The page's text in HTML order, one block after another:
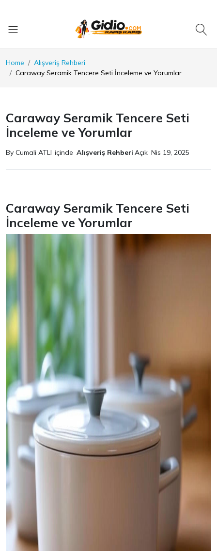
Home
Alışveriş Rehberi
Caraway Seramik Tencere Seti İnceleme ve Yorumlar
Caraway Seramik Tencere Seti
İnceleme ve Yorumlar
By Cumali ATLI içinde Alışveriş Rehberi Açık Nis 19, 2025
Caraway Seramik Tencere Seti
İnceleme ve Yorumlar